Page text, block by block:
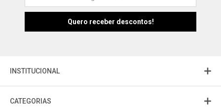
INSTITUCIONAL
CATEGORIAS
Fu Fujisom